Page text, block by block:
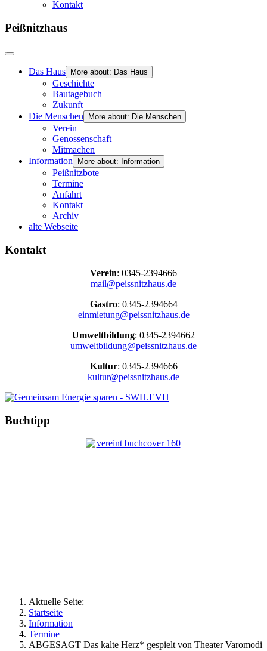
Kontakt
Peißnitzhaus
Das Haus More about: Das Haus
Geschichte
Bautagebuch
Zukunft
Die Menschen
More about: Die Menschen
Verein
Genossenschaft
Mitmachen
Information
More about: Information
Peißnitzbote
Termine
Anfahrt
Kontakt
Archiv
alte Webseite
Kontakt
Verein: 0345-2394666
mail@peissnitzhaus.de
Gastro: 0345-2394664
einmietung@peissnitzhaus.de
Umweltbildung: 0345-2394662
umweltbildung@peissnitzhaus.de
Kultur: 0345-2394666
kultur@peissnitzhaus.de
Buchtipp
Aktuelle Seite:
Startseite
Information
Termine
ABGESAGT Das kalte Herz* gespielt von Theater Varomodi